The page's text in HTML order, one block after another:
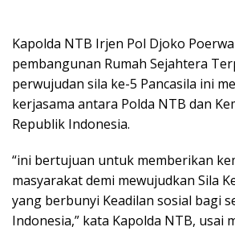
Kapolda NTB Irjen Pol Djoko
pembangunan Rumah Sejahtera
perwujudan sila ke-5 Pancasila ini
kerjasama antara Polda NTB dan
Republik Indonesia.
“ini bertujuan untuk memberikan
masyarakat demi mewujudkan Sila
yang berbunyi Keadilan sosial bagi
Indonesia,” kata Kapolda NTB, usai